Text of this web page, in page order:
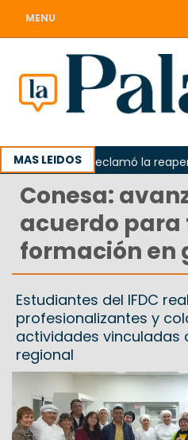
MENU
MAS LEIDOS
Odarda reclamó la reapertura
Conesa:
acuerdo
formación en
Estudiantes del IFDC
profesionalizantes y
actividades vinculadas
regional